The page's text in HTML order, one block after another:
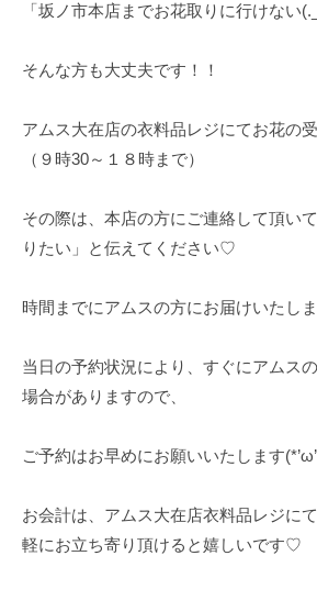
「坂ノ市本店までお花取りに行けない
そんな方も大丈夫です！！
アムス大在店の衣料品レジにてお花の
（９時30～１８時まで）
その際は、本店の方にご連絡して頂い
りたい」と伝えてください♡
時間までにアムスの方にお届けいたし
当日の予約状況により、すぐにアムス
場合がありますので、
ご予約はお早めにお願いいたします
お会計は、アムス大在店衣料品レジに
軽にお立ち寄り頂けると嬉しいです♡